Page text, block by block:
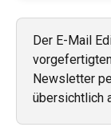
Der E-Mail
Newsletter
übersichtlich